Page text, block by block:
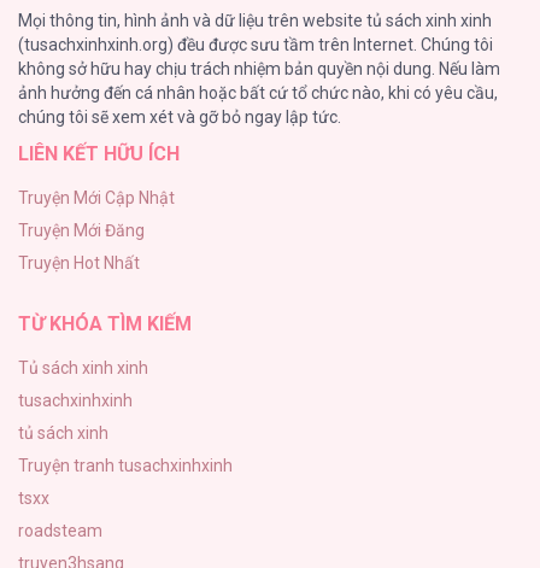
54
Một Đêm Nọ Đột Nhiên Yandere Tới!
51
Cách Khiến Phu Quân Đứng Về Phía Tôi
ONESHOT CHỊCH VỒN CHỊCH VÃ
47
Mọi thông tin, hình ảnh và dữ liệu trên website tủ sách xinh xinh
(tusachxinhxinh.org) đều được sưu tầm trên Internet. Chúng tôi
không sở hữu hay chịu trách nhiệm bản quyền nội dung. Nếu làm
ảnh hưởng đến cá nhân hoặc bất cứ tổ chức nào, khi có yêu cầu,
chúng tôi sẽ xem xét và gỡ bỏ ngay lập tức.
LIÊN KẾT HỮU ÍCH
Truyện Mới Cập Nhật
Truyện Mới Đăng
Truyện Hot Nhất
TỪ KHÓA TÌM KIẾM
Tủ sách xinh xinh
tusachxinhxinh
tủ sách xinh
Truyện tranh tusachxinhxinh
tsxx
roadsteam
truyen3hsang